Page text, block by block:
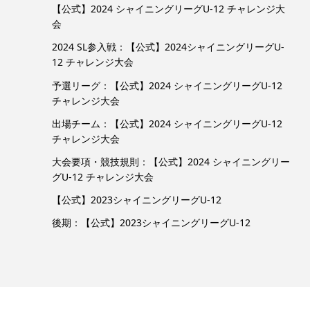
【公式】2024 シャイニングリーグU-12 チャレンジ大
会
2024 SL参入戦：【公式】2024シャイニングリーグU-
12 チャレンジ大会
予選リーグ：【公式】2024 シャイニングリーグU-12
チャレンジ大会
出場チーム：【公式】2024 シャイニングリーグU-12
チャレンジ大会
大会要項・競技規則：【公式】2024 シャイニングリー
グU-12 チャレンジ大会
【公式】2023シャイニングリーグU-12
後期：【公式】2023シャイニングリーグU-12